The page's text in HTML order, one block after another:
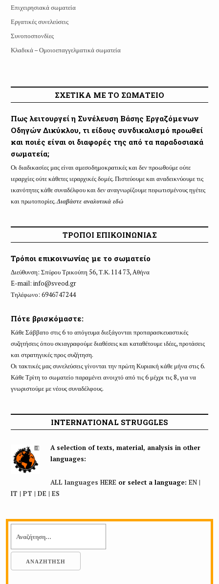
Επιχειρησιακά σωματεία
Εργατικές συνελεύσεις
Συνοποσπονδίες
Κλαδικά – Ομοιοεπαγγελματικά σωματεία
ΣΧΕΤΙΚΑ ΜΕ ΤΟ ΣΩΜΑΤΕΙΟ
Πως λειτουργεί η Συνέλευση Βάσης Εργαζόμενων
Οδηγών Δικύκλου, τι είδους συνδικαλισμό προωθεί
και ποιές είναι οι διαφορές της από τα παραδοσιακά
σωματεία;
Οι διαδικασίες μας είναι αμεσοδημοκρατικές και δεν προωθούμε ούτε
ιεραρχίες ούτε κάθετες ιεραρχικές δομές. Πιστεύουμε και αναδεικνύουμε τις
ικανότητες κάθε συναδέλφου και δεν αναγνωρίζουμε πεφωτισμένους ηγέτες
και πρωτοπορίες.Διαβάστε αναλυτικά εδώ
ΤΡΟΠΟΙ ΕΠΙΚΟΙΝΩΝΙΑΣ
Τρόποι επικοινωνίας με το σωματείο
Διεύθυνση: Σπύρου Τρικούπη 56, Τ.Κ. 114 73, Aθήνα
E-mail: info@sveod.gr
Τηλέφωνο: 6946747244
Πότε βρισκόμαστε:
Κάθε Σάββατο στις 6 το απόγευμα διεξάγονται προπαρασκευαστικές
συζητήσεις όπου σκιαγραφούμε διαθέσεις και καταθέτουμε ιδέες, προτάσεις
και στρατηγικές προς συζήτηση.
Οι τακτικές μας συνελεύσεις γίνονται την πρώτη Κυριακή κάθε μήνα στις 6.
Κάθε Τρίτη το σωματείο παραμένει ανοιχτό από τις 6 μέχρι τις 8, για να
γνωριστούμε με νέους συναδέλφους.
INTERNATIONAL STRUGGLES
A selection of texts, material, analysis in other
languages:
ALL languages HEREor select a language: EN|
IT | PT | DE | ES